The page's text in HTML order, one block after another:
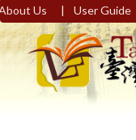
Us | User Guide